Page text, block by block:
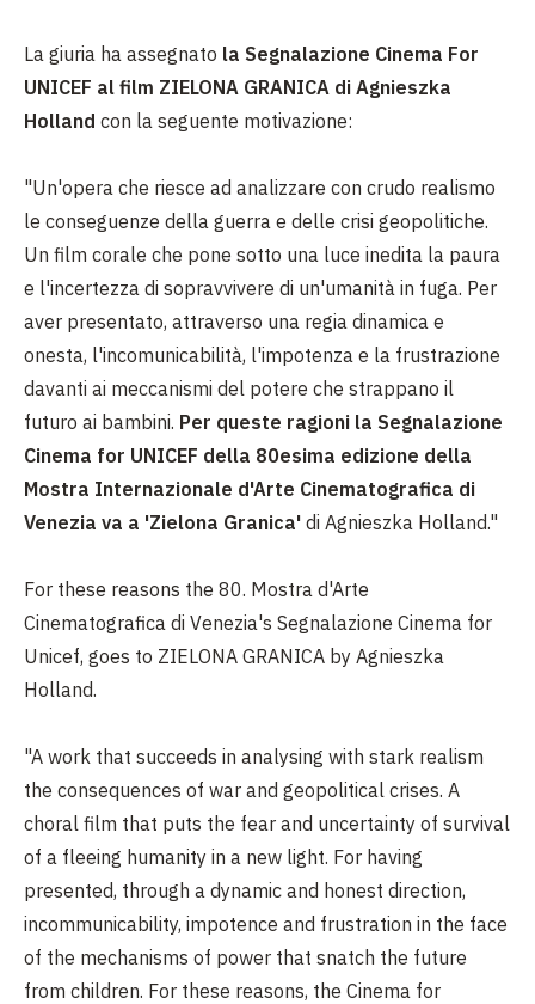
La giuria ha assegnato la Segnalazione Cinema For
UNICEF al film ZIELONA GRANICA di Agnieszka
Holland con la seguente motivazione:
"Un'opera che riesce ad analizzare con crudo realismo
le conseguenze della guerra e delle crisi geopolitiche.
Un film corale che pone sotto una luce inedita la paura
e l'incertezza di sopravvivere di un'umanità in fuga. Per
aver presentato, attraverso una regia dinamica e
onesta, l'incomunicabilità, l'impotenza e la frustrazione
davanti ai meccanismi del potere che strappano il
futuro ai bambini. Per queste ragioni la Segnalazione
Cinema for UNICEF della 80esima edizione della
Mostra Internazionale d'Arte Cinematografica di
Venezia va a 'Zielona Granica' di Agnieszka Holland."
For these reasons the 80. Mostra d'Arte
Cinematografica di Venezia's Segnalazione Cinema for
Unicef, goes to ZIELONA GRANICA by Agnieszka
Holland.
"A work that succeeds in analysing with stark realism
the consequences of war and geopolitical crises. A
choral film that puts the fear and uncertainty of survival
of a fleeing humanity in a new light. For having
presented, through a dynamic and honest direction,
incommunicability, impotence and frustration in the face
of the mechanisms of power that snatch the future
from children. For these reasons, the Cinema for